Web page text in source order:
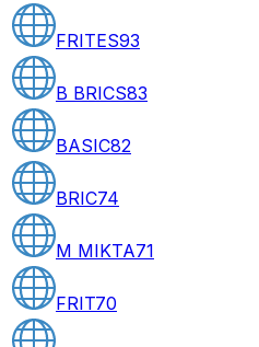
FRITES93
B BRICS83
BASIC82
BRIC74
M MIKTA71
FRIT70